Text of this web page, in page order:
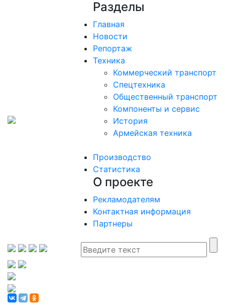
Разделы
Главная
Новости
Репортаж
Техника
Коммерческий транспорт
Спецтехника
Общественный транспорт
Компоненты и сервис
История
Армейская техника
Производство
Статистика
О проекте
Рекламодателям
Контактная информация
Партнеры